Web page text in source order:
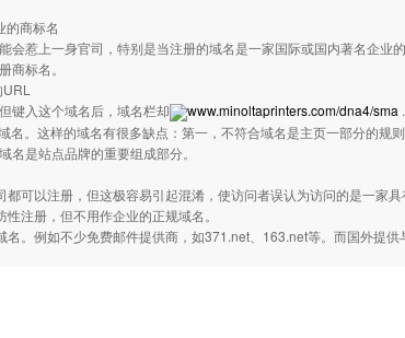
的商标名
会惹上一身官司，特别是当注册的域名是一家国际或国内著名企业
商标名。
键入这个域名后，域名栏却
www.minoltaprinters.com/dna4/sma
。这样的域名有很多缺点：第一，不符合域名是主页一部分的规
是站点品牌的重要组成部分。
可以注册，但这极容易引起混淆，使访问者误认为访问的是一家
注册，但不用作企业的正规域名。
。例如不少免费邮件提供商，如371.net、163.net等。而国外提